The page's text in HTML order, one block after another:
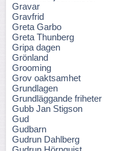
Gravar
Gravfrid
Greta Garbo
Greta Thunberg
Gripa dagen
Grönland
Grooming
Grov oaktsamhet
Grundlagen
Grundläggande friheter
Gubb Jan Stigson
Gud
Gudbarn
Gudrun Dahlberg